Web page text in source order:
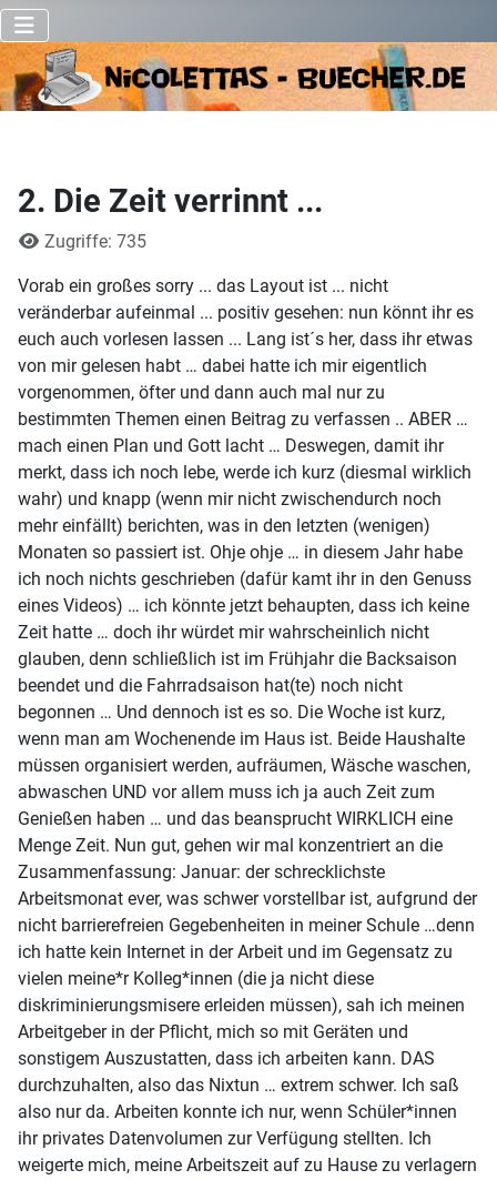
2. Die Zeit verrinnt ...
DetailsZugriffe: 735
Vorab ein großes sorry ... das Layout ist ... nicht
veränderbar aufeinmal ... positiv gesehen: nun könnt ihr es
euch auch vorlesen lassen ... Lang ist´s her, dass ihr etwas
von mir gelesen habt … dabei hatte ich mir eigentlich
vorgenommen, öfter und dann auch mal nur zu
bestimmten Themen einen Beitrag zu verfassen .. ABER …
mach einen Plan und Gott lacht … Deswegen, damit ihr
merkt, dass ich noch lebe, werde ich kurz (diesmal wirklich
wahr) und knapp (wenn mir nicht zwischendurch noch
mehr einfällt) berichten, was in den letzten (wenigen)
Monaten so passiert ist. Ohje ohje … in diesem Jahr habe
ich noch nichts geschrieben (dafür kamt ihr in den Genuss
eines Videos) … ich könnte jetzt behaupten, dass ich keine
Zeit hatte … doch ihr würdet mir wahrscheinlich nicht
glauben, denn schließlich ist im Frühjahr die Backsaison
beendet und die Fahrradsaison hat(te) noch nicht
begonnen … Und dennoch ist es so. Die Woche ist kurz,
wenn man am Wochenende im Haus ist. Beide Haushalte
müssen organisiert werden, aufräumen, Wäsche waschen,
abwaschen UND vor allem muss ich ja auch Zeit zum
Genießen haben … und das beansprucht WIRKLICH eine
Menge Zeit. Nun gut, gehen wir mal konzentriert an die
Zusammenfassung: Januar: der schrecklichste
Arbeitsmonat ever, was schwer vorstellbar ist, aufgrund der
nicht barrierefreien Gegebenheiten in meiner Schule …denn
ich hatte kein Internet in der Arbeit und im Gegensatz zu
vielen meine*r Kolleg*innen (die ja nicht diese
diskriminierungsmisere erleiden müssen), sah ich meinen
Arbeitgeber in der Pflicht, mich so mit Geräten und
sonstigem Auszustatten, dass ich arbeiten kann. DAS
durchzuhalten, also das Nixtun … extrem schwer. Ich saß
also nur da. Arbeiten konnte ich nur, wenn Schüler*innen
ihr privates Datenvolumen zur Verfügung stellten. Ich
weigerte mich, meine Arbeitszeit auf zu Hause zu verlagern